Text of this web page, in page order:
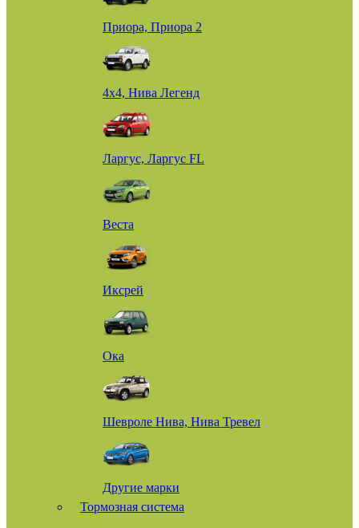
Приора, Приора 2
4х4, Нива Легенд
Ларгус, Ларгус FL
Веста
Иксрей
Ока
Шевроле Нива, Нива Тревел
Другие марки
Тормозная система